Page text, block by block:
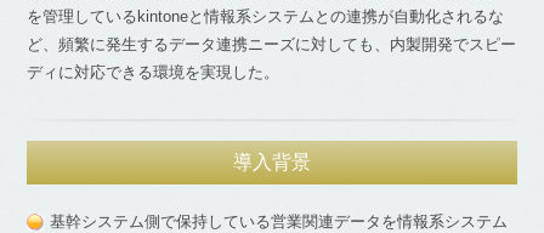
を管理しているkintoneと情報系システムとの連携が自動化されるな
ど、頻繁に発生するデータ連携ニーズに対しても、内製開発でスピー
ディに対応できる環境を実現した。
導入背景
基幹システム側で保持している営業関連データを情報系システム